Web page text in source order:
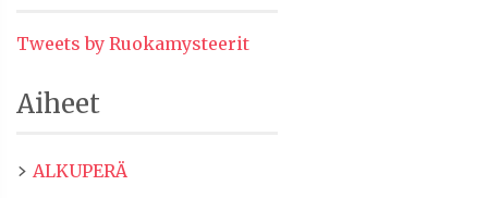
Tweets by Ruokamysteerit
Aiheet
ALKUPERÄ